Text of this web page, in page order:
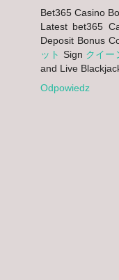
Bet365 Casino
Latest bet365
Deposit Bonus
ット Sign クイー
and Live
Odpowiedz